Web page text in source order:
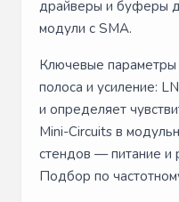
драйверы и буферы
модули с SMA.
Ключевые
полоса и усиление:
и определяет
Mini-Circuits в
стендов — питание и
Подбор по